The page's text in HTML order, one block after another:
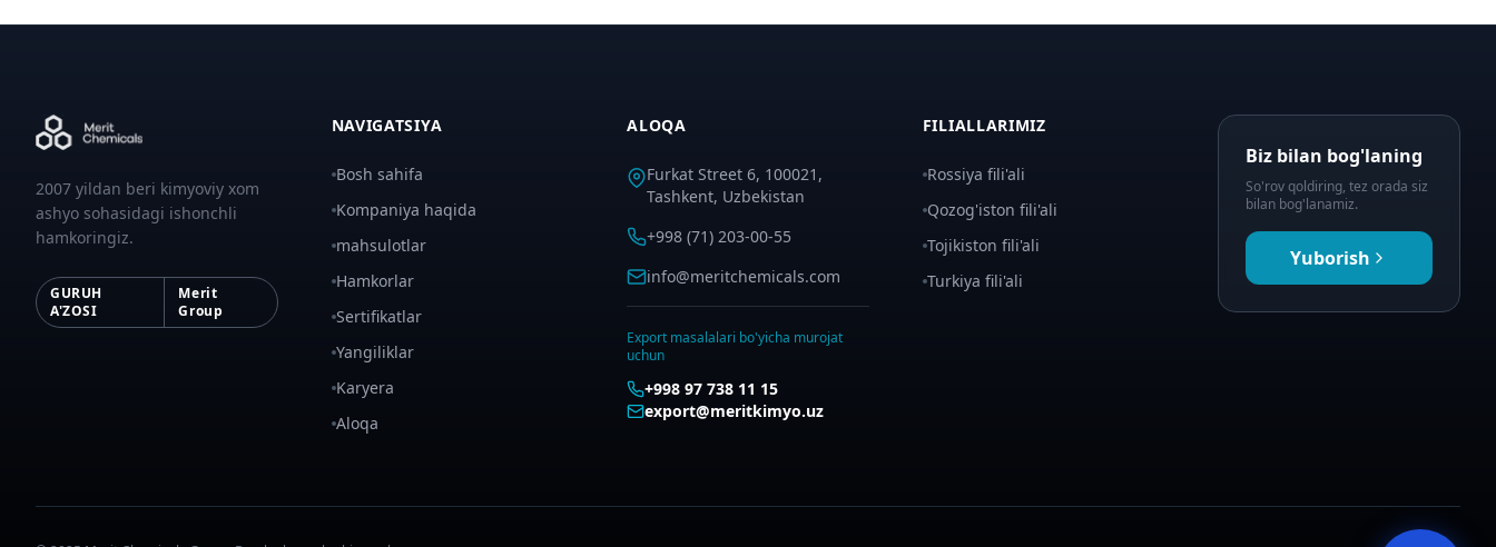
2007 yildan beri kimyoviy xom
ashyo sohasidagi ishonchli
hamkoringiz.
GURUH
A'ZOSI
Merit
Group
NAVIGATSIYA
Bosh sahifa
Kompaniya haqida
mahsulotlar
Hamkorlar
Sertifikatlar
Yangiliklar
Karyera
Aloqa
ALOQA
Furkat Street 6, 100021,
Tashkent, Uzbekistan
+998 (71) 203-00-55
info@meritchemicals.com
Export masalalari bo'yicha murojat
uchun
+998 97 738 11 15
export@meritkimyo.uz
FILIALLARIMIZ
Rossiya fili'ali
Qozog'iston fili'ali
Tojikiston fili'ali
Turkiya fili'ali
Biz bilan bog'laning
So'rov qoldiring, tez orada siz
bilan bog'lanamiz.
Yuborish